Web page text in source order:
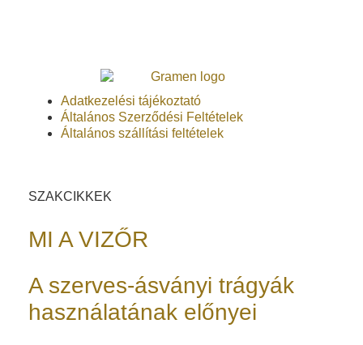
Adatkezelési tájékoztató
Általános Szerződési Feltételek
Általános szállítási feltételek
SZAKCIKKEK
MI A VIZŐR
A szerves-ásványi trágyák
használatának előnyei